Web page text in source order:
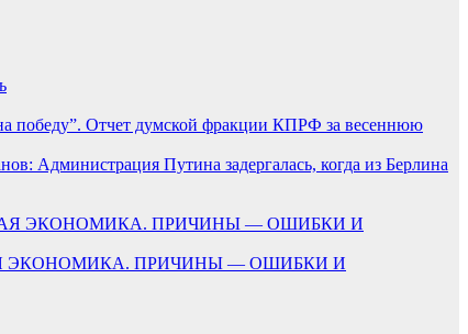
победу”. Отчет думской фракции КПРФ за весеннюю
Администрация Путина задергалась, когда из Берлина
ЭКОНОМИКА. ПРИЧИНЫ — ОШИБКИ И